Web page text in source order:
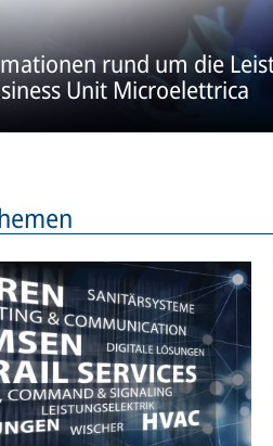
rund um die
Unit Microelettrica